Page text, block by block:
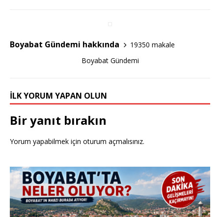
o
k
Boyabat Gündemi hakkında
19350 makale
Boyabat Gündemi
İLK YORUM YAPAN OLUN
Bir yanıt bırakın
Yorum yapabilmek için oturum açmalısınız.